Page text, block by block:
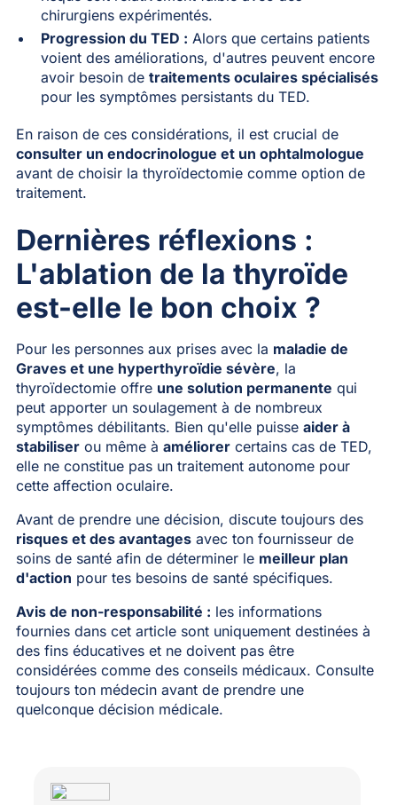
chirurgiens expérimentés.
Progression du TED : Alors que certains patients
voient des améliorations, d'autres peuvent encore
avoir besoin de traitements oculaires spécialisés
pour les symptômes persistants du TED.
En raison de ces considérations, il est crucial de
consulter un endocrinologue et un ophtalmologue
avant de choisir la thyroïdectomie comme option de
traitement.
Dernières réflexions :
L'ablation de la thyroïde
est-elle le bon choix ?
Pour les personnes aux prises avec la maladie de
Graves et une hyperthyroïdie sévère, la
thyroïdectomie offre une solution permanente qui
peut apporter un soulagement à de nombreux
symptômes débilitants. Bien qu'elle puisse aider à
stabiliserou même à améliorercertains cas de TED,
elle ne constitue pas un traitement autonome pour
cette affection oculaire.
Avant de prendre une décision, discute toujours des
risques et des avantagesavec ton fournisseur de
soins de santé afin de déterminer le meilleur plan
d'action pour tes besoins de santé spécifiques.
Avis de non-responsabilité : les informations
fournies dans cet article sont uniquement destinées à
des fins éducatives et ne doivent pas être
considérées comme des conseils médicaux. Consulte
toujours ton médecin avant de prendre une
quelconque décision médicale.